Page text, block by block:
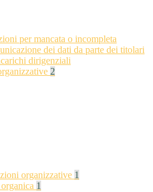
per mancata o incompleta
dei dati da parte dei titolari
dirigenziali
2
organizzative 1
1